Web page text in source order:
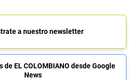
a nuestro newsletter
de EL COLOMBIANO desde Google
News